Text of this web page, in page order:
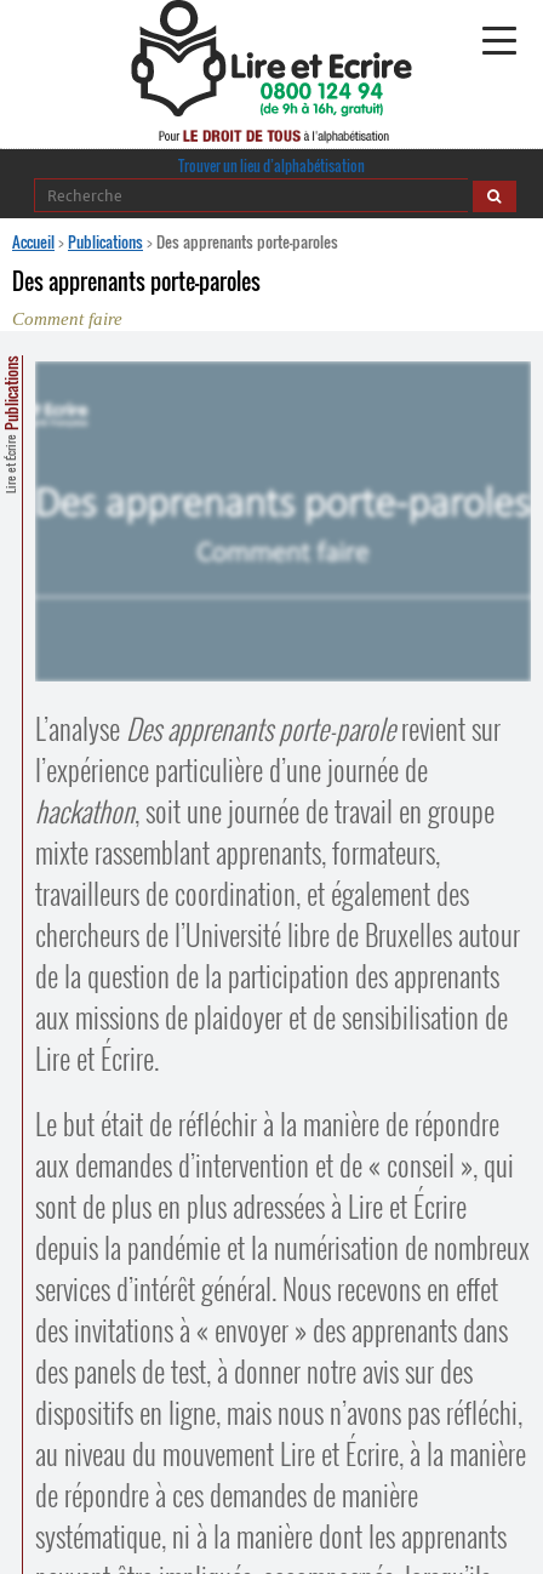
Alphabétisation
Comprendre et parler
Trouver un lieu d’alphabétisation
Accueil>Publications>Des apprenants porte-paroles
Des apprenants porte-paroles
Comment faire
Lire et Écrire
Publications
L’analyseDes apprenants porte-parolerevient sur
l’expérience particulière d’une journée de
hackathon, soit une journée de travail en groupe
mixte rassemblant apprenants, formateurs,
travailleurs de coordination, et également des
chercheurs de l’Université libre de Bruxelles autour
de la question de la participation des apprenants
aux missions de plaidoyer et de sensibilisation de
Lire et Écrire.
Le but était de réfléchir à la manière de répondre
aux demandes d’intervention et de « conseil », qui
sont de plus en plus adressées à Lire et Écrire
depuis la pandémie et la numérisation de nombreux
services d’intérêt général. Nous recevons en effet
des invitations à « envoyer » des apprenants dans
des panels de test, à donner notre avis sur des
dispositifs en ligne, mais nous n’avons pas réfléchi,
au niveau du mouvement Lire et Écrire, à la manière
de répondre à ces demandes de manière
systématique, ni à la manière dont les apprenants